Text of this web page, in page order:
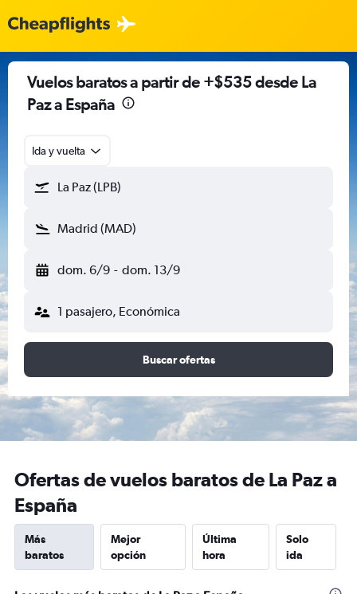
Vuelos baratos a partir de +$535 desde La
Paz a España
Ida y vuelta
La Paz (LPB)
Madrid (MAD)
dom. 6/9 - dom. 13/9
1 pasajero, Económica
Buscar ofertas
Ofertas de vuelos baratos de La Paz a
España
Más
baratos
Mejor
opción
Última
hora
Solo
ida